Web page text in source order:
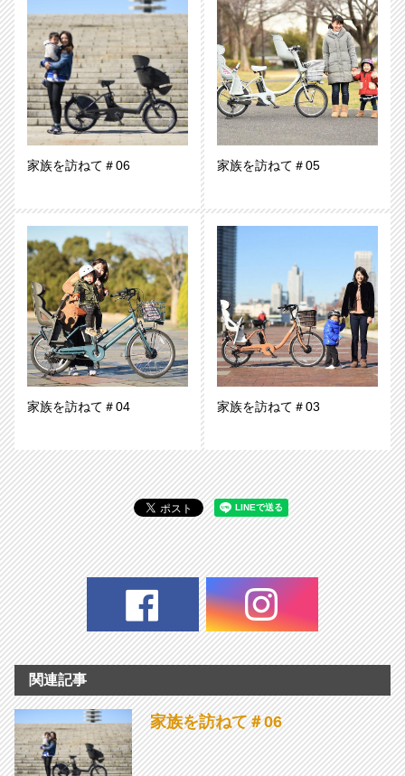
家族を訪ねて＃06 家族を訪ねて＃05
家族を訪ねて＃04 家族を訪ねて＃03
関連記事
家族を訪ねて＃06